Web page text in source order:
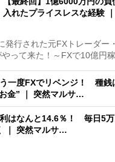
入れたプライスレスな経験
行された元FXトレーダー
やって来た！～FXで10億円
う一度FXでリベンジ！ 種銭
金” ｜ 突然マルサ…
利はなんと14.6％！ 毎日5
｜ 突然マルサ…